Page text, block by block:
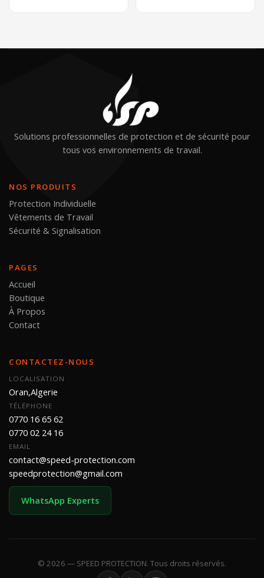
Solutions professionnelles de protection et de sécurité pour
tous vos environnements de travail.
NOS PRODUITS
Protection Individuelle
Vêtements de Travail
Sécurité & Signalisation
PAGES
Accueil
Boutique
À Propos
Contact
CONTACTEZ-NOUS
LOCALISATION
Oran,Algerie
TÉLÉPHONE
0770 16 65 62
0770 02 24 16
EMAIL
contact@speed-protection.com
speedprotection@gmail.com
WhatsApp Experts
© 2026 — SPEED PROTECTION. Tous droits réservés.